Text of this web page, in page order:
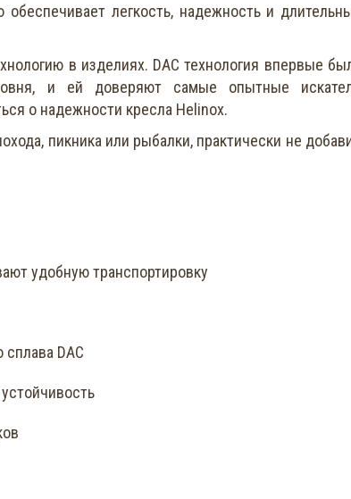
легкость, надежность и
в изделиях. DAC технология впервые
и ей доверяют самые опытные
о надежности кресла Helinox.
пикника или рыбалки, практически не
удобную транспортировку
сплава DAC